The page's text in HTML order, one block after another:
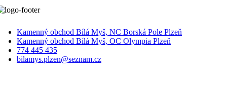
Kamenný obchod Bílá Myš, NC Borská Pole Plzeň
Kamenný obchod Bílá Myš, OC Olympia Plzeň
774 445 435
bilamys.plzen@seznam.cz